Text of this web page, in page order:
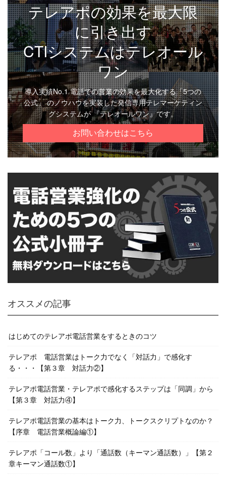
テレアポの効果を最大限
に引き出す
CTIシステムはテレオール
ワン
導入実績No.1 電話での営業の効果を最大化する「5つの
公式」 のノウハウを実装した発信専用テレマーケティン
グシステムが 『テレオールワン』です。
お問い合わせはこちら
オススメの記事
はじめてのテレアポ電話営業をするときのコツ
テレアポ 電話営業はトーク力でなく「対話力」で感化す
る・・・【第３章 対話力②】
テレアポ電話営業・テレアポで感化するステップは「同調」から
【第３章 対話力④】
テレアポ電話営業の基本はトーク力、トークスクリプトなのか？
【序章 電話営業概論編①】
テレアポ「コール数」より「通話数（キーマン通話数）」【第２
章キーマン通話数①】